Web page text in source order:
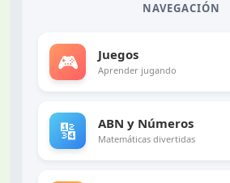
NAVEGACIÓN
🎮 Juegos
Aprender jugando
🔢 ABN y Números
Matemáticas divertidas